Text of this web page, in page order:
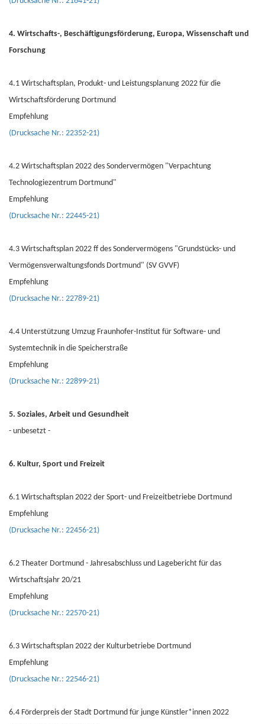
4. Wirtschafts-, Beschäftigungsförderung, Europa, Wissenschaft und
Forschung
4.1 Wirtschaftsplan, Produkt- und Leistungsplanung 2022 für die
Wirtschaftsförderung Dortmund
Empfehlung
(Drucksache Nr.: 22352-21)
4.2 Wirtschaftsplan 2022 des Sondervermögen "Verpachtung
Technologiezentrum Dortmund"
Empfehlung
(Drucksache Nr.: 22445-21)
4.3 Wirtschaftsplan 2022 ff des Sondervermögens "Grundstücks- und
Vermögensverwaltungsfonds Dortmund" (SV GVVF)
Empfehlung
(Drucksache Nr.: 22789-21)
4.4 Unterstützung Umzug Fraunhofer-Institut für Software- und
Systemtechnik in die Speicherstraße
Empfehlung
(Drucksache Nr.: 22899-21)
5. Soziales, Arbeit und Gesundheit
- unbesetzt -
6. Kultur, Sport und Freizeit
6.1 Wirtschaftsplan 2022 der Sport- und Freizeitbetriebe Dortmund
Empfehlung
(Drucksache Nr.: 22456-21)
6.2 Theater Dortmund - Jahresabschluss und Lagebericht für das
Wirtschaftsjahr 20/21
Empfehlung
(Drucksache Nr.: 22570-21)
6.3 Wirtschaftsplan 2022 der Kulturbetriebe Dortmund
Empfehlung
(Drucksache Nr.: 22546-21)
6.4 Förderpreis der Stadt Dortmund für junge Künstler*innen 2022